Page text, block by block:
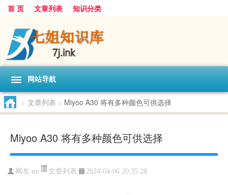
首 页 文章列表 知识分类
网站导航
> 文章列表 > Miyoo A30 将有多种颜色可供选择
Miyoo A30 将有多种颜色可供选择
网友:mi 文章列表 2024-04-06 20:35:28